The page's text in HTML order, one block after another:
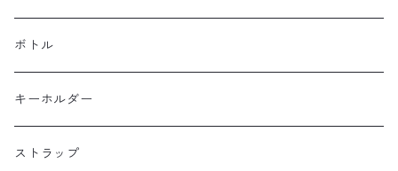
Burrito House Original
CAMELCHOPS
Dripper cycle
ステムバッグ
フレームバッグ
ドリンクバッグ
ポーチ・財布
バックパック
ボトル
キーホルダー
ストラップ